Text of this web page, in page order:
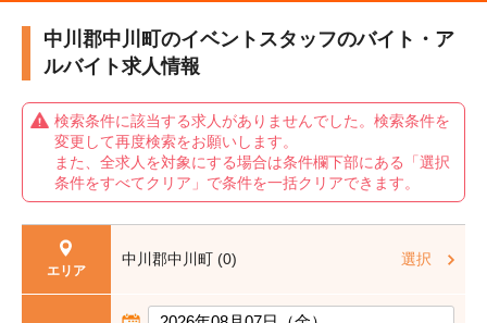
中川郡中川町のイベントスタッフのバイト・ア
ルバイト求人情報
検索条件に該当する求人がありませんでした。検索条件を
変更して再度検索をお願いします。
また、全求人を対象にする場合は条件欄下部にある「選択
条件をすべてクリア」で条件を一括クリアできます。
エリア
中川郡中川町 (0) 選択